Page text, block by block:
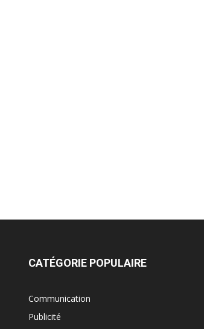
CATÉGORIE POPULAIRE
Communication
Publicité